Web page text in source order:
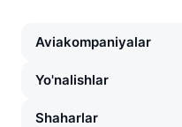
Aviakompaniyalar
Yo'nalishlar
Shaharlar